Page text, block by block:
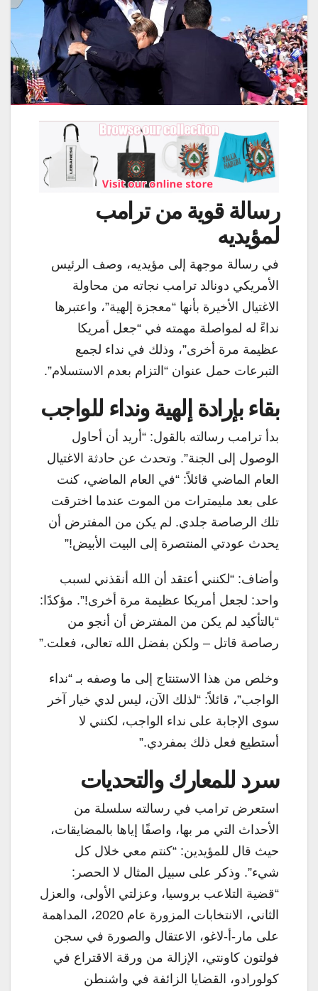
رسالة قوية من ترامب
لمؤيديه
في رسالة موجهة إلى مؤيديه، وصف الرئيس
الأمريكي دونالد ترامب نجاته من محاولة
الاغتيال الأخيرة بأنها “معجزة إلهية”، واعتبرها
نداءً له لمواصلة مهمته في “جعل أمريكا
عظيمة مرة أخرى”، وذلك في نداء لجمع
التبرعات حمل عنوان “التزام بعدم الاستسلام”.
بقاء بإرادة إلهية ونداء للواجب
بدأ ترامب رسالته بالقول: “أريد أن أحاول
الوصول إلى الجنة”. وتحدث عن حادثة الاغتيال
العام الماضي قائلاً: “في العام الماضي، كنت
على بعد مليمترات من الموت عندما اخترقت
تلك الرصاصة جلدي. لم يكن من المفترض أن
يحدث عودتي المنتصرة إلى البيت الأبيض!”
وأضاف: “لكنني أعتقد أن الله أنقذني لسبب
واحد: لجعل أمريكا عظيمة مرة أخرى!”. مؤكدًا:
“بالتأكيد لم يكن من المفترض أن أنجو من
رصاصة قاتل – ولكن بفضل الله تعالى، فعلت.”
وخلص من هذا الاستنتاج إلى ما وصفه بـ “نداء
الواجب”، قائلاً: “لذلك الآن، ليس لدي خيار آخر
سوى الإجابة على نداء الواجب، لكنني لا
أستطيع فعل ذلك بمفردي.”
سرد للمعارك والتحديات
استعرض ترامب في رسالته سلسلة من
الأحداث التي مر بها، واصفًا إياها بالمضايقات،
حيث قال للمؤيدين: “كنتم معي خلال كل
شيء”. وذكر على سبيل المثال لا الحصر:
“قضية التلاعب بروسيا، وعزلتي الأولى، والعزل
الثاني، الانتخابات المزورة عام 2020، المداهمة
على مار-أ-لاغو، الاعتقال والصورة في سجن
فولتون كاونتي، الإزالة من ورقة الاقتراع في
كولورادو، القضايا الزائفة في واشنطن